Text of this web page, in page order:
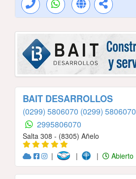
BAIT DESARROLLOS
(0299) 5806070 (0299) 5806070
2995806070
Salta 308 - (8305) Añelo
|
| | Abierto